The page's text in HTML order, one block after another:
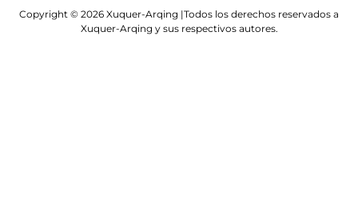
Copyright © 2026 Xuquer-Arqing |Todos los derechos reservados a
Xuquer-Arqing y sus respectivos autores.